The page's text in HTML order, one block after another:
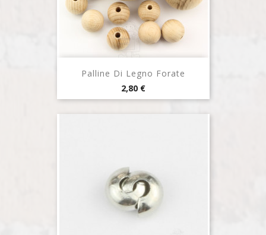
Palline Di Legno Forate
Prezzo
2,80 €